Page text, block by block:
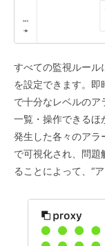
すべての監視ルー
を設定できます。
で十分なレベルの
一覧・操作できるほ
発生した各々のアラ
で可視化され、問題
ることによって、“